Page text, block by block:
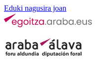
Eduki nagusira joan